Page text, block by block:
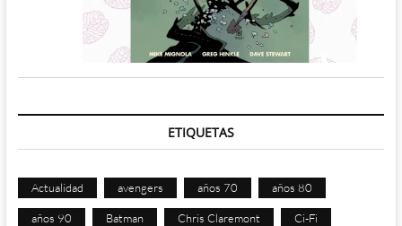
ETIQUETAS
Actualidad avengers años 70 años 80
años 90 Batman Chris Claremont Ci-Fi